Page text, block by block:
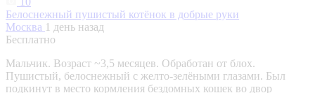
Белоснежный пушистый котёнок в добрые руки
Москва 1 день назад
Бесплатно
Мальчик. Возраст ~3,5 месяцев. Обработан от блох.
Пушистый, белоснежный с желто-зелёными глазами. Был
подкинут в место кормления бездомных кошек во двор